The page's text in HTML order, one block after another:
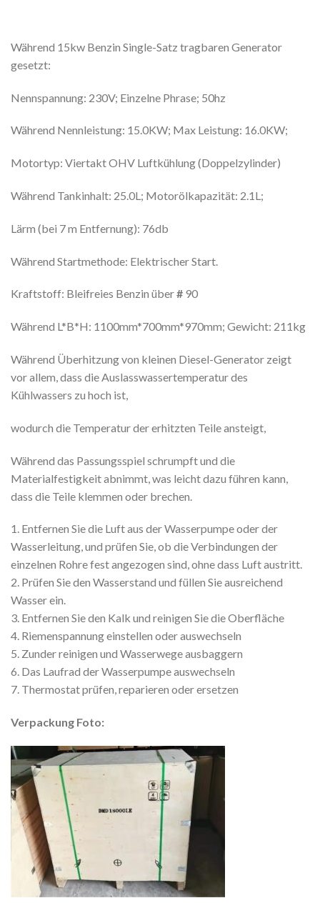
Während 15kw Benzin Single-Satz tragbaren Generator
gesetzt:
Nennspannung: 230V; Einzelne Phrase; 50hz
Während Nennleistung: 15.0KW; Max Leistung: 16.0KW;
Motortyp: Viertakt OHV Luftkühlung (Doppelzylinder)
Während Tankinhalt: 25.0L; Motorölkapazität: 2.1L;
Lärm (bei 7 m Entfernung): 76db
Während Startmethode: Elektrischer Start.
Kraftstoff: Bleifreies Benzin über# 90
Während L*B*H: 1100mm*700mm*970mm; Gewicht: 211kg
Während Überhitzung von kleinen Diesel-Generator zeigt
vor allem, dass die Auslasswassertemperatur des
Kühlwassers zu hoch ist,
wodurch die Temperatur der erhitzten Teile ansteigt,
Während das Passungsspiel schrumpft und die
Materialfestigkeit abnimmt, was leicht dazu führen kann,
dass die Teile klemmen oder brechen.
1. Entfernen Sie die Luft aus der Wasserpumpe oder der
Wasserleitung, und prüfen Sie, ob die Verbindungen der
einzelnen Rohre fest angezogen sind, ohne dass Luft austritt.
2. Prüfen Sie den Wasserstand und füllen Sie ausreichend
Wasser ein.
3. Entfernen Sie den Kalk und reinigen Sie die Oberfläche
4. Riemenspannung einstellen oder auswechseln
5. Zunder reinigen und Wasserwege ausbaggern
6. Das Laufrad der Wasserpumpe auswechseln
7. Thermostat prüfen, reparieren oder ersetzen
Verpackung Foto: